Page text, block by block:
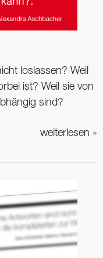
loslassen? Weil
ist? Weil sie von
sind?
weiterlesen »